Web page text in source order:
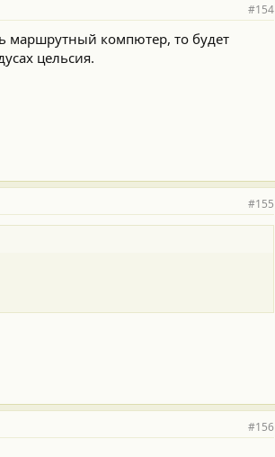
#154
маршрутный компютер, то будет
цельсия.
#155
#156